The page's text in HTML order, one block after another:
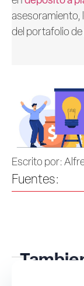
asesoramiento,
del portafolio de
Escrito por:
Fuentes: